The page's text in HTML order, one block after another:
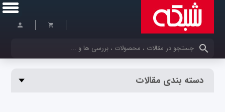
کلمات کلیدی خود را وارد کنید
دسته بندی مقالات